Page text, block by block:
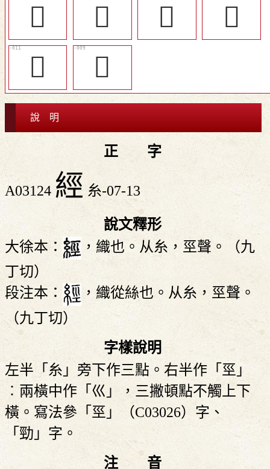
󴚛
󴚚 󴚞
󴚜
󴚟
󴚝
說 明
正 字
A03124 經 糸-07-13
說文釋形
大徐本：
，織也。从糸，巠聲。（九
丁切）
段注本：
，織從絲也。从糸，巠聲。
（九丁切）
字樣說明
左半「糸」旁下作三點。右半作「巠」
︰兩橫中作「巛」，三撇頓點不觸上下
橫。寫法參「巠」（C03026）字、
「勁」字。
注 音